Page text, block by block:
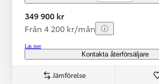
349 900 kr
Från 4 200 kr/mån
Läs mer
Kontakta återförsäljare
Jämförelse